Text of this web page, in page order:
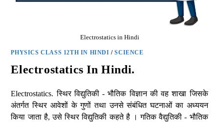
Electrostatics in Hindi
PHYSICS CLASS 12TH IN HINDI /SCIENCE
Electrostatics In Hindi.
Electrostatics. स्थिर विद्युतिकी - भौतिक विज्ञान की वह शाखा जिसके
अंतर्गत स्थिर आवेशों के गुणों तथा उनसे संबंधित घटनाओं का अध्ययन
किया जाता है, उसे स्थिर विद्युतिकी कहते है । गतिक वैद्युतिकी - भौतिक